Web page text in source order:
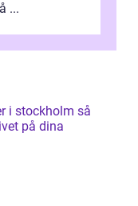
...
stockholm så
på dina